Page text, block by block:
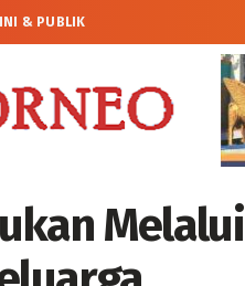
& PUBLIK
Melalui